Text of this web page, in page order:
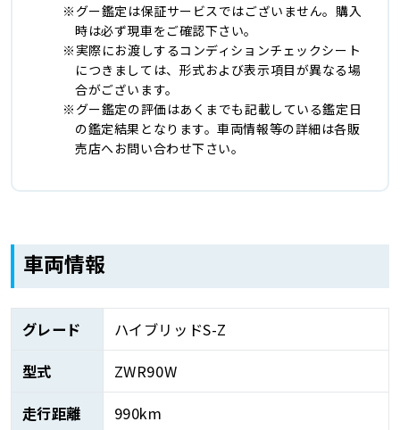
グー鑑定は保証サービスではございません。購入
時は必ず現車をご確認下さい。
実際にお渡しするコンディションチェックシート
につきましては、形式および表示項目が異なる場
合がございます。
グー鑑定の評価はあくまでも記載している鑑定日
の鑑定結果となります。車両情報等の詳細は各販
売店へお問い合わせ下さい。
車両情報
グレード
ハイブリッドS-Z
型式
ZWR90W
走行距離
990km